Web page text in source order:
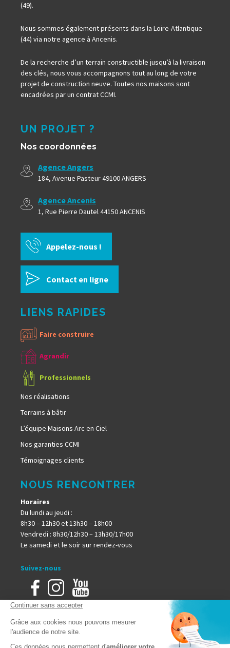
(49).
Nous sommes également présents dans la Loire-Atlantique
(44) via notre agence à Ancenis.
De la recherche d’un terrain constructible jusqu’à la livraison
des clés, nous vous accompagnons tout au long de votre
projet de construction neuve. Toutes nos maisons sont
encadrées par un contrat CCMI.
UN PROJET ?
Nos coordonnées
Agence Angers
184, Avenue Pasteur 49100 ANGERS
Agence Ancenis
1, Rue Pierre Dautel 44150 ANCENIS
Appelez-nous !
Contact en ligne
LIENS RAPIDES
Faire construire
Agrandir
Professionnels
Nos réalisations
Terrains à bâtir
L’équipe Maisons Arc en Ciel
Nos garanties CCMI
Témoignages clients
NOUS RENCONTRER
Horaires
Du lundi au jeudi :
8h30 – 12h30 et 13h30 – 18h00
Vendredi : 8h30/12h30 – 13h30/17h00
Le samedi et le soir sur rendez-vous
Suivez-nous
Accueil Mentions Légales